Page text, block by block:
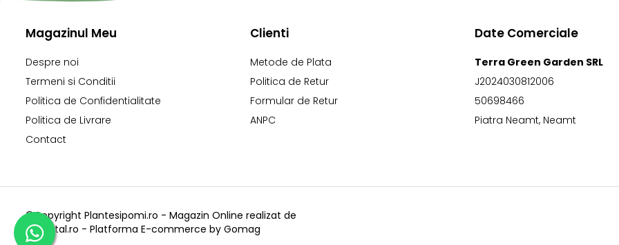
Magazinul Meu
Despre noi
Termeni si Conditii
Politica de Confidentialitate
Politica de Livrare
Contact
Clienti
Metode de Plata
Politica de Retur
Formular de Retur
ANPC
Date Comerciale
Terra Green Garden SRL
J2024030812006
50698466
Piatra Neamt, Neamt
©Copyright Plantesipomi.ro - Magazin Online realizat de
X-Digital.ro - Platforma E-commerce by Gomag